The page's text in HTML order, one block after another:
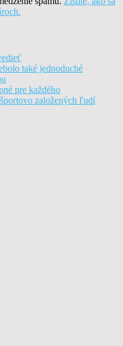
také jednoduché
pre každého
založených ľudí